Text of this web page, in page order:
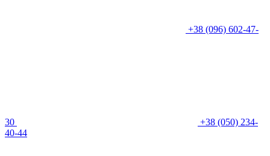
+38 (096) 602-47-
30
+38 (050) 234-
40-44